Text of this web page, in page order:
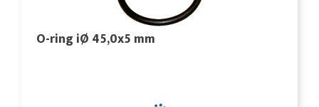
O-ring iØ 45,0x5 mm